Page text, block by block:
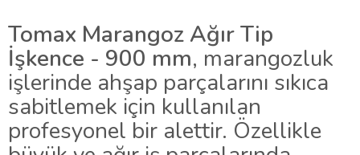
Tomax Marangoz Ağır Tip
İşkence - 900 mm, marangozluk
işlerinde ahşap parçalarını sıkıca
sabitlemek için kullanılan
profesyonel bir alettir. Özellikle